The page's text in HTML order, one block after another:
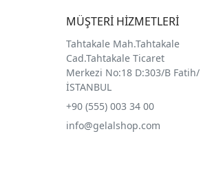
MÜŞTERİ HİZMETLERİ
Tahtakale Mah.Tahtakale
Cad.Tahtakale Ticaret
Merkezi No:18 D:303/B Fatih/
İSTANBUL
+90 (555) 003 34 00
info@gelalshop.com